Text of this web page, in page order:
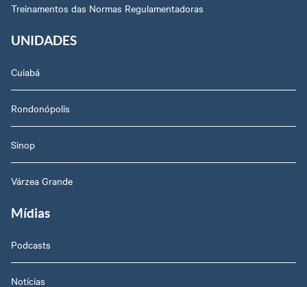
Treinamentos das Normas Regulamentadoras
UNIDADES
Cuiabá
Rondonópolis
Sinop
Várzea Grande
Mídias
Podcasts
Notícias